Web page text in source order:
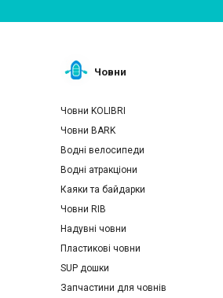
Човни
Човни KOLIBRI
Човни BARK
Водні велосипеди
Водні атракціони
Каяки та байдарки
Човни RIB
Надувні човни
Пластикові човни
SUP дошки
Запчастини для човнів